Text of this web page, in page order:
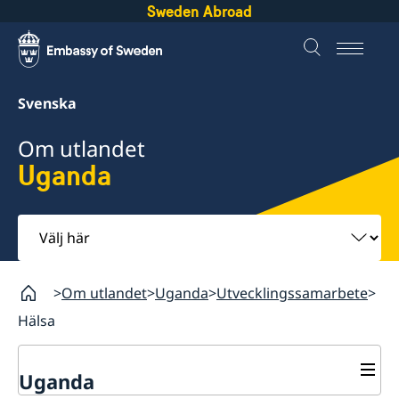
Sweden Abroad
Svenska
Om utlandet
Uganda
Välj
här
Om utlandet Uganda Utvecklingssamarbete
Hälsa
Uganda